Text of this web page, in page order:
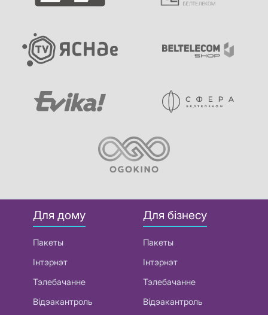
Для дому
Пакеты
Інтэрнэт
Тэлебачанне
Відэакантроль
Для бізнесу
Пакеты
Інтэрнэт
Тэлебачанне
Відэакантроль